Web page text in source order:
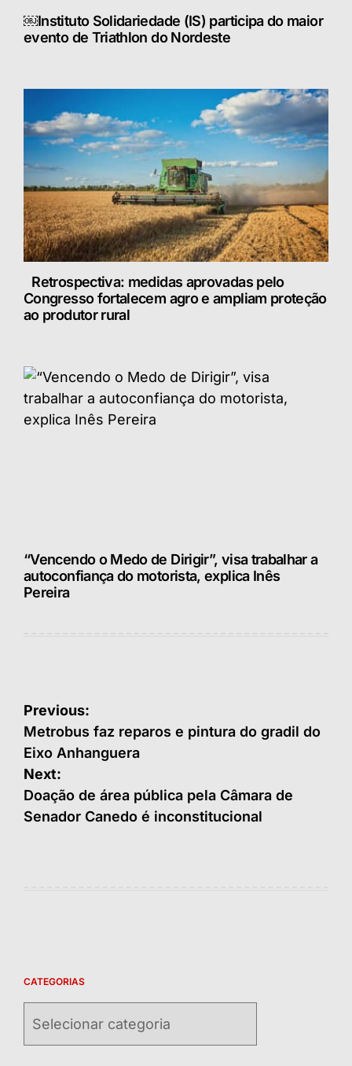
￼Instituto Solidariedade (IS) participa do maior
evento de Triathlon do Nordeste
Retrospectiva: medidas aprovadas pelo
Congresso fortalecem agro e ampliam proteção
ao produtor rural
“Vencendo o Medo de Dirigir”, visa trabalhar a
autoconfiança do motorista, explica Inês
Pereira
Navegação
de
Post
Previous:
Metrobus faz reparos e pintura do gradil do
Eixo Anhanguera
Next:
Doação de área pública pela Câmara de
Senador Canedo é inconstitucional
CATEGORIAS